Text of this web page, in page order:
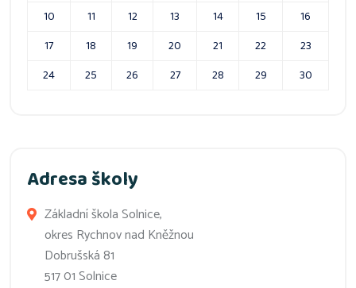
10
11 12 13 14 15
16
17
18 19 20 21 22
23
24
25 26 27 28 29 30
Adresa školy
Základní škola Solnice,
okres Rychnov nad Kněžnou
Dobrušská 81
517 01 Solnice